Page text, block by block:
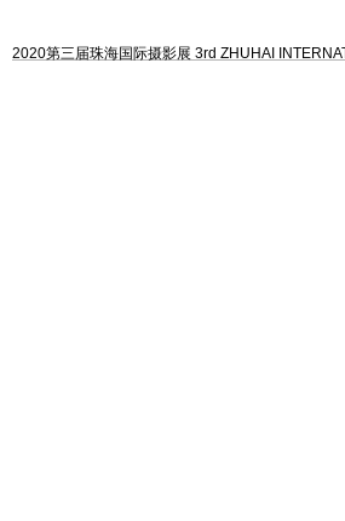
2020第三届珠海国际摄影展 3rd ZHUHAI